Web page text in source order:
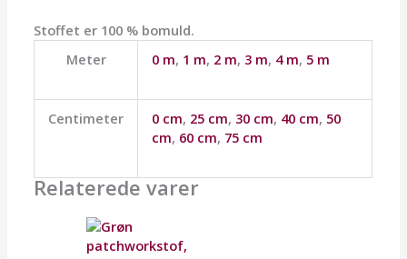
Stoffet er 100 % bomuld.
Meter
0 m, 1 m, 2 m, 3 m, 4 m, 5 m
Centimeter 0 cm, 25 cm, 30 cm, 40 cm, 50
cm, 60 cm, 75 cm
Relaterede varer